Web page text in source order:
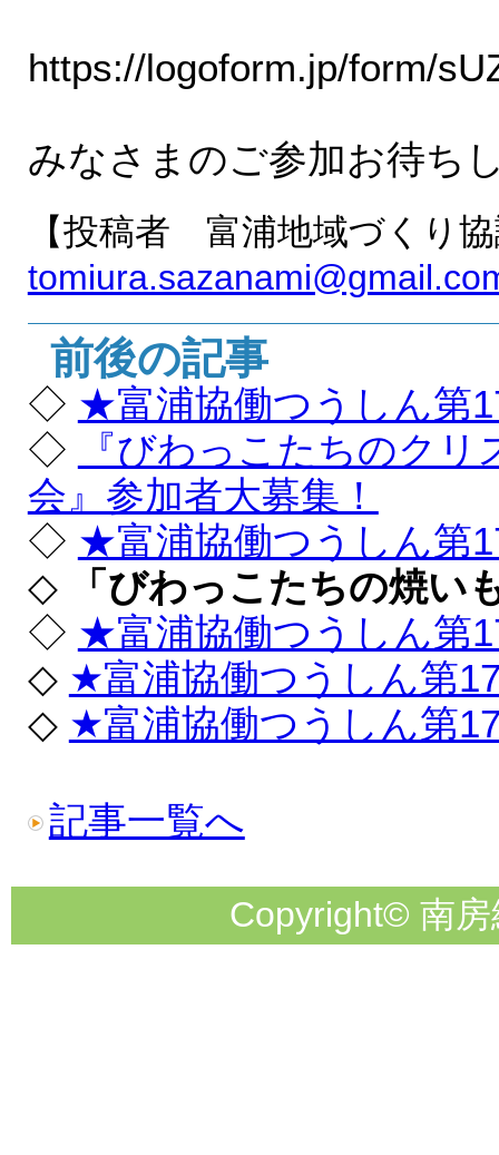
https://logoform.jp/form/
みなさまのご参加お待ち
【投稿者 富浦地域づくり
前後の記事
◇ ★富浦協働つうしん第
◇
『びわっこたちのク
会』参加者大募集！
◇ ★富浦協働つうしん第
◇
「びわっこたちの焼い
◇ ★富浦協働つうしん第
◇ ★富浦協働つうしん第
◇ ★富浦協働つうしん第
記事一覧へ
Copyright© 南